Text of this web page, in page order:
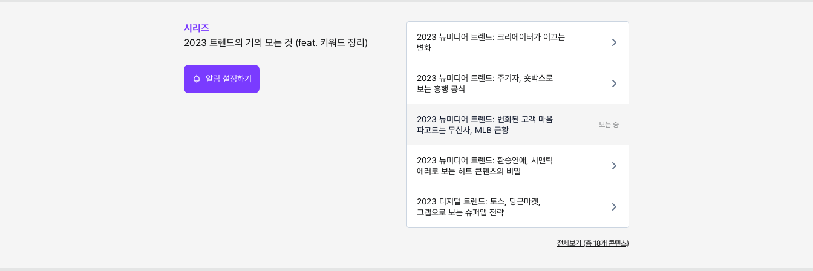
시리즈
2023 트렌드의 거의 모든 것 (feat. 키워드 정리)
알림 설정하기
2023 뉴미디어 트렌드: 크리에이터가 이끄는
변화
2023 뉴미디어 트렌드: 주기자, 숏박스로
보는 흥행 공식
2023 뉴미디어 트렌드: 변화된 고객 마음
파고드는 무신사, MLB 근황
보는 중
2023 뉴미디어 트렌드: 환승연애, 시맨틱
에러로 보는 히트 콘텐츠의 비밀
2023 디지털 트렌드: 토스, 당근마켓,
그랩으로 보는 슈퍼앱 전략
전체보기 (총 18개 콘텐츠)